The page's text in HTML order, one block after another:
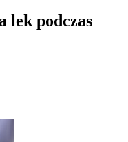
lek podczas